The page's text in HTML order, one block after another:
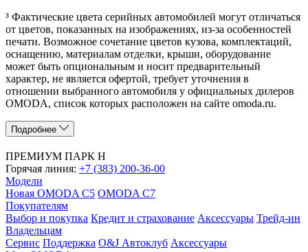
³ Фактические цвета серийных автомобилей могут отличаться
от цветов, показанных на изображениях, из-за особенностей
печати. Возможное сочетание цветов кузова, комплектаций,
оснащению, материалам отделки, крыши, оборудование
может быть опциональным и носит предварительный
характер, не является офертой, требует уточнения в
отношении выбранного автомобиля у официальных дилеров
OMODA, список которых расположен на сайте omoda.ru.
Подробнее
ПРЕМИУМ ПАРК Н
Горячая линия: +7 (383) 200-36-00
Модели
Новая OMODA C5 OMODA C7
Покупателям
Выбор и покупка Кредит и страхование Аксессуары Трейд-ин
Владельцам
Сервис Поддержка O&J Автоклуб Аксессуары